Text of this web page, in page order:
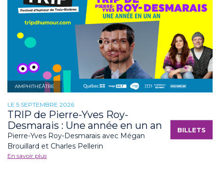
AMPHITHÉÂTRE
LE 5 SEPTEMBRE 2026
TRIP de Pierre-Yves Roy-
Desmarais : Une année en un an
Pierre-Yves Roy-Desmarais avec Mégan
Brouillard et Charles Pellerin
En savoir plus
BILLETS